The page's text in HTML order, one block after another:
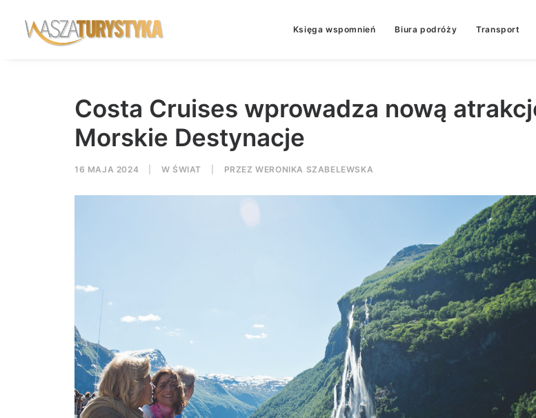
Księga wspomnień Biura podróży Transport
Costa Cruises wprowadza nową
Morskie Destynacje
16 MAJA 2024 W ŚWIAT PRZEZWERONIKA SZABELEWSKA